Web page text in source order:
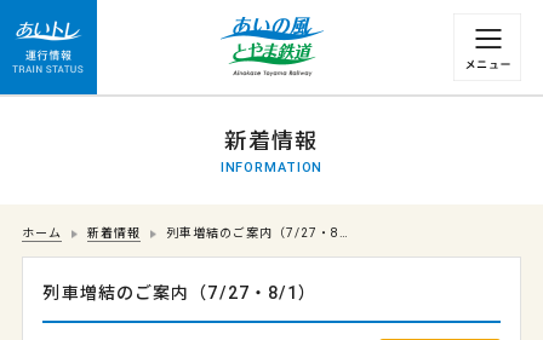
運行情報 列車の遅れ情報等についてはこちら
新着情報
INFORMATION
ホーム 新着情報 列車増結のご案内（7/27・8…
列車増結のご案内（7/27・8/1）